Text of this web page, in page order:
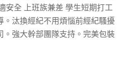
安全 上班族兼差 學生短期打工
。汰換經紀不用煩惱前經紀騷擾
。強大幹部團隊支持。完美包裝